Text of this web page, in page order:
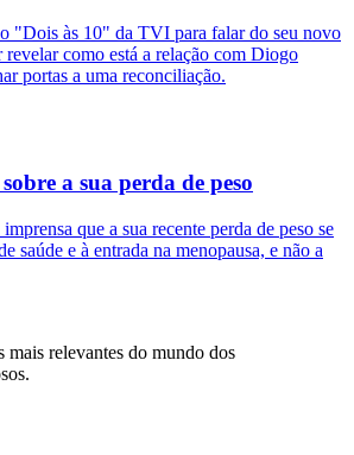
"Dois às 10" da TVI para falar do seu novo
revelar como está a relação com Diogo
portas a uma reconciliação.
a sua perda de peso
que a sua recente perda de peso se
saúde e à entrada na menopausa, e não a
mais relevantes do mundo dos